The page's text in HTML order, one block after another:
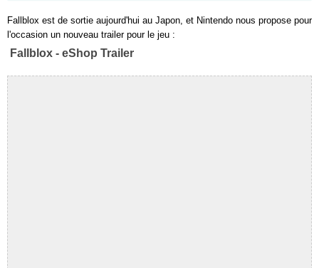
Fallblox est de sortie aujourd'hui au Japon, et Nintendo nous propose pour
l'occasion un nouveau trailer pour le jeu :
Fallblox - eShop Trailer